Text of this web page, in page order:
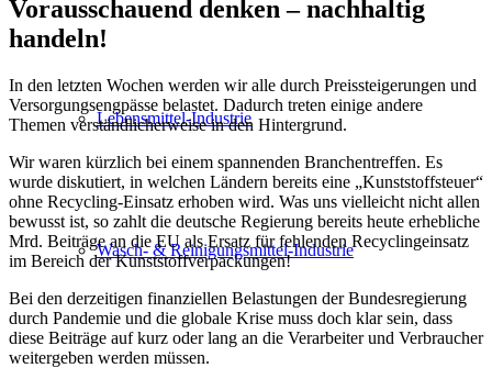
Lebensmittel-Industrie
Wasch- & Reinigungsmittel-Industrie
Vorausschauend denken – nachhaltig
handeln!
In den letzten Wochen werden wir alle durch Preissteigerungen und
Versorgungsengpässe belastet. Dadurch treten einige andere
Themen verständlicherweise in den Hintergrund.
Wir waren kürzlich bei einem spannenden Branchentreffen. Es
wurde diskutiert, in welchen Ländern bereits eine „Kunststoffsteuer“
ohne Recycling-Einsatz erhoben wird. Was uns vielleicht nicht allen
bewusst ist, so zahlt die deutsche Regierung bereits heute erhebliche
Mrd. Beiträge an die EU als Ersatz für fehlenden Recyclingeinsatz
im Bereich der Kunststoffverpackungen!
Bei den derzeitigen finanziellen Belastungen der Bundesregierung
durch Pandemie und die globale Krise muss doch klar sein, dass
diese Beiträge auf kurz oder lang an die Verarbeiter und Verbraucher
weitergeben werden müssen.